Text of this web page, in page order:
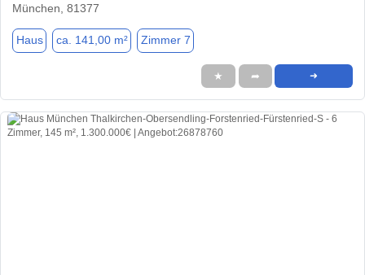
München, 81377
Haus ca. 141,00 m² Zimmer 7
★ ➦ ➜